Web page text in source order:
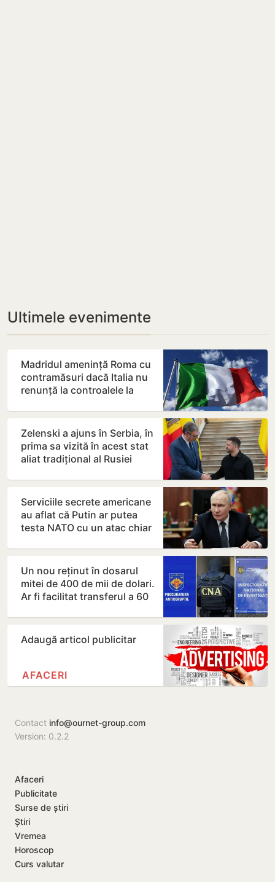
Ultimele evenimente
Madridul amenință Roma cu
contramăsuri dacă Italia nu
renunță la controalele la
Zelenski a ajuns în Serbia, în
prima sa vizită în acest stat
aliat tradițional al Rusiei
Serviciile secrete americane
au aflat că Putin ar putea
testa NATO cu un atac chiar
Un nou reținut în dosarul
mitei de 400 de mii de dolari.
Ar fi facilitat transferul a 60
Adaugă articol publicitar
AFACERI
Contact info@ournet-group.com
Version: 0.2.2
Afaceri
Publicitate
Surse de știri
Știri
Vremea
Horoscop
Curs valutar